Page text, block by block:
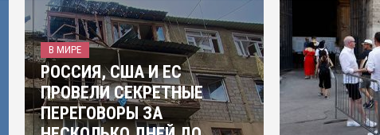
В МИРЕ
РОССИЯ, США И ЕС
ПРОВЕЛИ СЕКРЕТНЫЕ
ПЕРЕГОВОРЫ ЗА